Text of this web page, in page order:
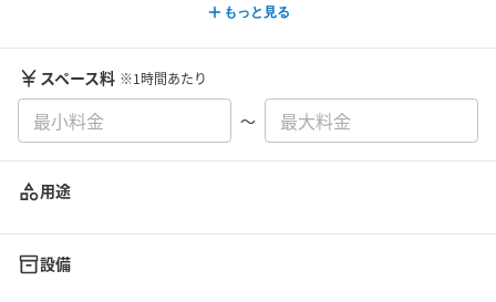
もっと見る
スペース料 ※1時間あたり
〜
用途
設備